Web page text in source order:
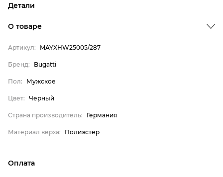
Детали
Цвет
Страна производитель
Материал верха
Германия
О товаре
Артикул: MAYXHW25005/287
Бренд: Bugatti
Пол: Мужское
Цвет: Черный
Страна производитель: Германия
Материал верха: Полиэстер
Оплата